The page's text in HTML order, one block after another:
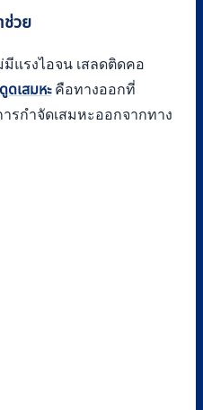
ช่วย
แรงไอจน เสลดติดคอ
ดเสมหะคือทางออกที่
รกำจัดเสมหะออกจากทาง